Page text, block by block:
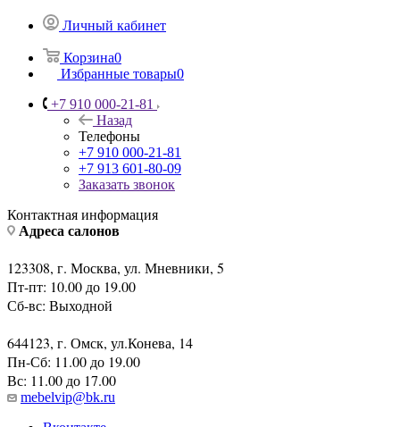
Личный кабинет
Корзина0
Избранные товары0
+7 910 000-21-81
Назад
Телефоны
+7 910 000-21-81
+7 913 601-80-09
Заказать звонок
Контактная информация
Адреса салонов
123308, г. Москва, ул. Мневники, 5
Пт-пт: 10.00 до 19.00
Сб-вс: Выходной
644123, г. Омск, ул.Конева, 14
Пн-Сб: 11.00 до 19.00
Вс: 11.00 до 17.00
mebelvip@bk.ru